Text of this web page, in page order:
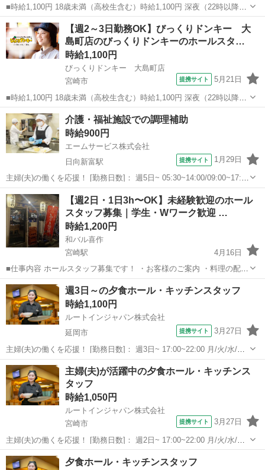
■時給1,100円 18歳未満（高校生含む）時給1,100円 深夜（22時以降
年少者不可）時給1,375円 ☆土日祝日手当：時給＋100円 ☆12月31日
～1月3日まで年末年始手当有（時給アップ） ■びっくりドンキー 大
島...
宮崎 宮崎市 カフェ
【週2～3日勤務OK】びっくりドンキー 大
島町店のびっくりドンキーのホールスタ…
時給1,100円
びっくりドンキー 大島町店
宮崎市
提携サイト 5月21日
■時給1,100円 18歳未満（高校生含む）時給1,100円 深夜（22時以降
年少者不可）時給1,375円 ☆土日祝日手当：時給＋100円 ☆12月31日
～1月3日まで年末年始手当有（時給アップ） ■びっくりドンキー 大
島...
宮崎 宮崎市 カフェ
介護・福祉施設での調理補助
時給900円
エームサービス株式会社
日向新富駅
提携サイト 1月29日
主婦(夫)の働くを応援！ [勤務日数]： 週5日~ 05:30~14:00/09:00~17:30
[勤務地・最寄駅]： 宮崎県西都市新町一丁目66番地 シルバーコート新
町-4732 ＜エームサービス株式会社＞ 日向新...
宮崎 西都市 日向新富駅
【週2日・1日3h〜OK】未経験歓迎のホール
スタッフ募集｜学生・Wワーク歓迎 …
時給1,200円
和バル喜作
宮崎駅
4月16日
■仕事内容 ホールスタッフ募集です！ ・お客様のご案内 ・料理の配膳
・ドリンク作り ・片付け など 👉 最初は配膳や片付けなど、簡単なこ
とからスタートするので未経験でも安心です！ ⸻ ■ここがポイン
ト ✔ 未経...
宮崎 宮崎市 宮崎駅 居酒屋 スタッフ
週3日～の夕食ホール・キッチンスタッフ
時給1,100円
ルートインジャパン株式会社
延岡市
提携サイト 3月27日
主婦(夫)の働くを応援！ [勤務日数]： 週3日~ 17:00~22:00 月/火/水/木/
金/土/日 などから選べます [勤務地・最寄駅]： 宮崎県延岡市幸町3-140
ホテルルートイン延岡駅前 延岡駅徒歩1分 [職...
宮崎 延岡市 キッチン
主婦(夫)が活躍中の夕食ホール・キッチンス
タッフ
時給1,050円
ルートインジャパン株式会社
宮崎市
提携サイト 3月27日
主婦(夫)の働くを応援！ [勤務日数]： 週2日~ 17:00~22:00 月/火/水/木/
金/土/日 などから選べます [勤務地・最寄駅]： 宮崎県宮崎市青島西1-
16-2 ルートイングランティアあおしま太陽閣 [...
宮崎 宮崎市 キッチン
夕食ホール・キッチンスタッフ